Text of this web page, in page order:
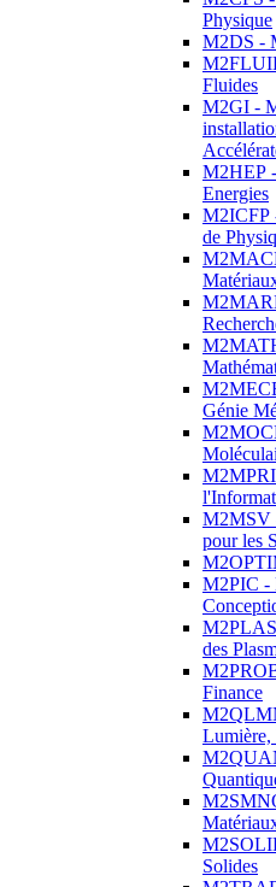
Physique
M2DS -
Fluides
M2GI -
M2HEP
Energies
M2ICFP
de
Génie
M2MSV
pour les
M2PIC -
des
Finance
Lumière,
Solides